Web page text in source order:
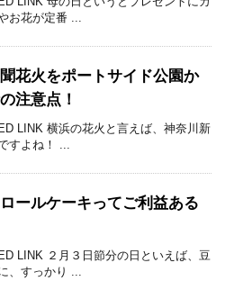
お花が定番 ...
花火をポートサイド公園か
注意点！
LINK 横浜の花火と言えば、神奈川新
すよね！ ...
ールケーキってご利益ある
LINK ２月３日節分の日といえば、豆
、すっかり ...